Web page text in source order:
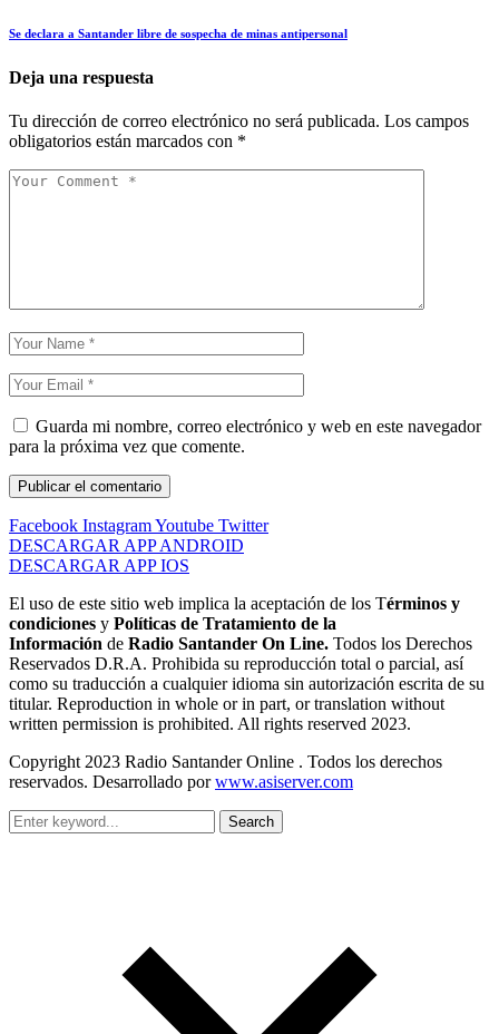
Se declara a Santander libre de sospecha de minas antipersonal
Deja una respuesta
Tu dirección de correo electrónico no será publicada. Los campos
obligatorios están marcados con *
Guarda mi nombre, correo electrónico y web en este navegador
para la próxima vez que comente.
Facebook InstagramYoutube Twitter
DESCARGAR APP ANDROID
DESCARGAR APP IOS
El uso de este sitio web implica la aceptación de los Términos y
condiciones y Políticas de Tratamiento de la
Información de Radio Santander On Line. Todos los Derechos
Reservados D.R.A. Prohibida su reproducción total o parcial, así
como su traducción a cualquier idioma sin autorización escrita de su
titular. Reproduction in whole or in part, or translation without
written permission is prohibited. All rights reserved 2023.
Copyright 2023 Radio Santander Online . Todos los derechos
reservados. Desarrollado porwww.asiserver.com
Search